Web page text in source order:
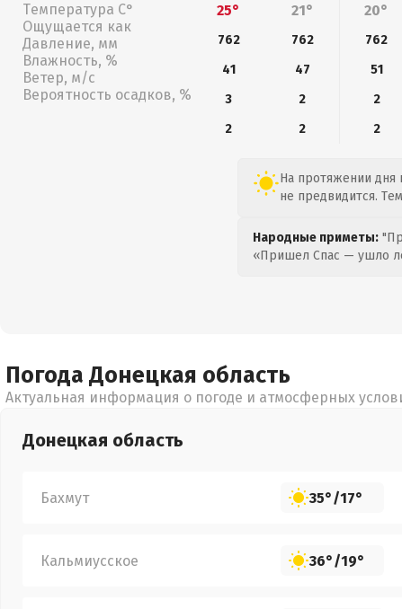
Температура С°
Ощущается как
Давление, мм
Влажность, %
Ветер, м/с
Вероятность осадков, %
25°
21° 20°
762 762 762
41
47 51
3
2 2
2
2 2
На протяжении дня
не предвидится.
Народные приметы:
«Пришел Спас — ушло
Погода Донецкая область
Актуальная информация о погоде и атмосферных
Донецкая область
Бахмут 35°/17°
Кальмиусское 36°/19°